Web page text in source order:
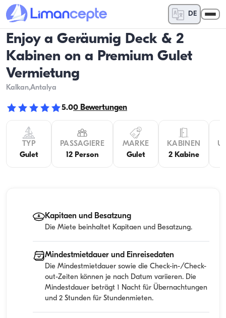
DE
Enjoy a Geräumig Deck & 2
Kabinen on a Premium Gulet
Vermietung
Kalkan,Antalya
5.00 Bewertungen
TYP
Gulet
PASSAGIERE
12 Person
MARKE
Gulet
KABINEN
2 Kabine
Kapitaen und Besatzung
Die Miete beinhaltet Kapitaen und Besatzung.
Mindestmietdauer und Einreisedaten
Die Mindestmietdauer sowie die Check-in-/Check-
out-Zeiten können je nach Datum variieren. Die
Mindestdauer beträgt 1 Nacht für Übernachtungen
und 2 Stunden für Stundenmieten.